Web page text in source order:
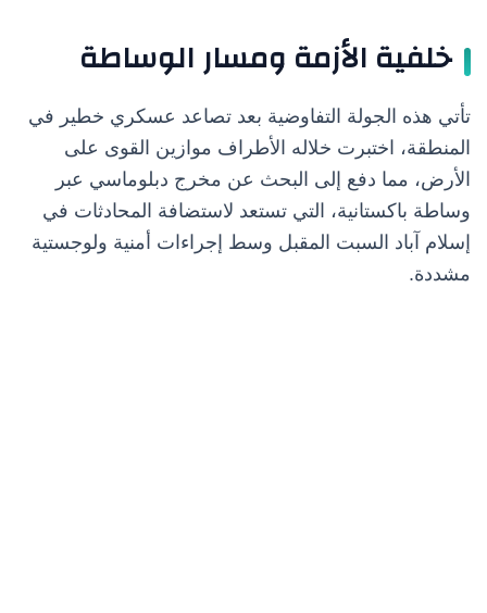
خلفية الأزمة ومسار الوساطة
تأتي هذه الجولة التفاوضية بعد تصاعد عسكري خطير في
المنطقة، اختبرت خلاله الأطراف موازين القوى على
الأرض، مما دفع إلى البحث عن مخرج دبلوماسي عبر
وساطة باكستانية، التي تستعد لاستضافة المحادثات في
إسلام آباد السبت المقبل وسط إجراءات أمنية ولوجستية
مشددة.